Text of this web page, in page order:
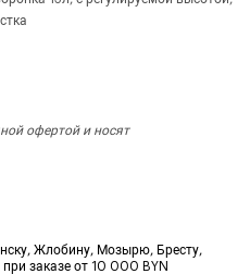
офертой и носят
Жлобину, Мозырю, Бресту,
заказе от 10 000 BYN